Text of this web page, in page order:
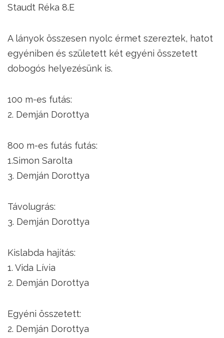
Staudt Réka 8.E
A lányok összesen nyolc érmet szereztek, hatot
egyéniben és született két egyéni összetett
dobogós helyezésünk is.
100 m-es futás:
2. Demján Dorottya
800 m-es futás futás:
1.Simon Sarolta
3. Demján Dorottya
Távolugrás:
3. Demján Dorottya
Kislabda hajítás:
1. Vida Lívia
2. Demján Dorottya
Egyéni összetett:
2. Demján Dorottya